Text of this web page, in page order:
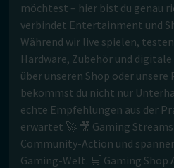
möchtest – hier bist du genau
verbindet Entertainment und
Während wir live spielen,
Hardware, Zubehör und
über unseren Shop oder
bekommst du nicht nur
echte Empfehlungen aus der
erwartet 🚀 🎥 Gaming
Community-Action und
Gaming-Welt. 🛒 Gaming